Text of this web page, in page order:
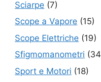
Sciarpe (7)
Scope a Vapore (15)
Scope Elettriche (19)
Sfigmomanometri
Sport e Motori (18)